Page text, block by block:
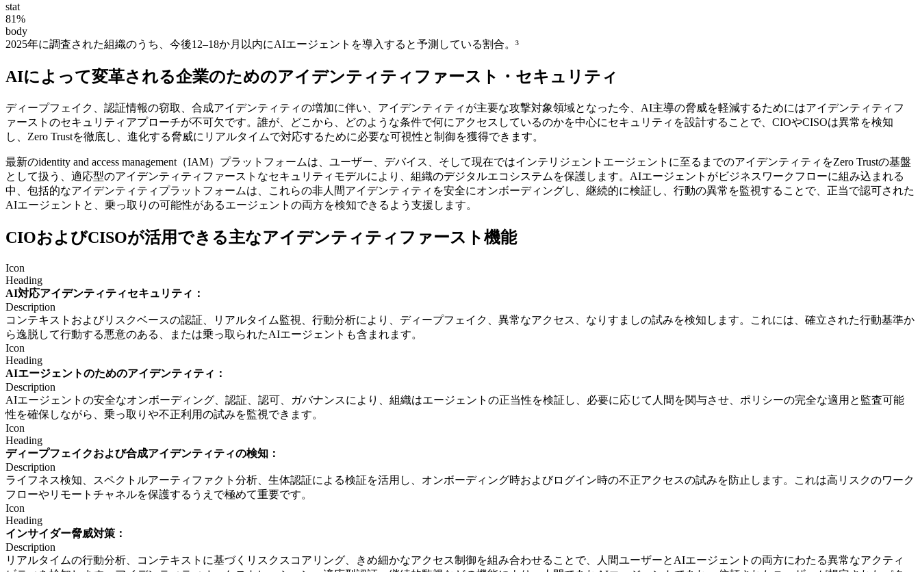
stat
81%
body
2025年に調査された組織のうち、今後12–18か月以内にAIエージェントを導入すると予測している割合。³
AIによって変革される企業のためのアイデンティティファースト・セキュリティ
ディープフェイク、認証情報の窃取、合成アイデンティティの増加に伴い、アイデンティティが主要な攻撃対象領域となった今、AI主導の脅威を軽減するためにはアイデンティティフ
ァーストのセキュリティアプローチが不可欠です。誰が、どこから、どのような条件で何にアクセスしているのかを中心にセキュリティを設計することで、CIOやCISOは異常を検知
し、Zero Trustを徹底し、進化する脅威にリアルタイムで対応するために必要な可視性と制御を獲得できます。
最新のidentity and access management（IAM）プラットフォームは、ユーザー、デバイス、そして現在ではインテリジェントエージェントに至るまでのアイデンティティをZero Trustの基盤
として扱う、適応型のアイデンティティファーストなセキュリティモデルにより、組織のデジタルエコシステムを保護します。AIエージェントがビジネスワークフローに組み込まれる
中、包括的なアイデンティティプラットフォームは、これらの非人間アイデンティティを安全にオンボーディングし、継続的に検証し、行動の異常を監視することで、正当で認可された
AIエージェントと、乗っ取りの可能性があるエージェントの両方を検知できるよう支援します。
CIOおよびCISOが活用できる主なアイデンティティファースト機能
Icon
Heading
AI対応アイデンティティセキュリティ：
Description
コンテキストおよびリスクベースの認証、リアルタイム監視、行動分析により、ディープフェイク、異常なアクセス、なりすましの試みを検知します。これには、確立された行動基準か
ら逸脱して行動する悪意のある、または乗っ取られたAIエージェントも含まれます。
Icon
Heading
AIエージェントのためのアイデンティティ：
Description
AIエージェントの安全なオンボーディング、認証、認可、ガバナンスにより、組織はエージェントの正当性を検証し、必要に応じて人間を関与させ、ポリシーの完全な適用と監査可能
性を確保しながら、乗っ取りや不正利用の試みを監視できます。
Icon
Heading
ディープフェイクおよび合成アイデンティティの検知：
Description
ライフネス検知、スペクトルアーティファクト分析、生体認証による検証を活用し、オンボーディング時およびログイン時の不正アクセスの試みを防止します。これは高リスクのワーク
フローやリモートチャネルを保護するうえで極めて重要です。
Icon
Heading
インサイダー脅威対策：
Description
リアルタイムの行動分析、コンテキストに基づくリスクスコアリング、きめ細かなアクセス制御を組み合わせることで、人間ユーザーとAIエージェントの両方にわたる異常なアクティ